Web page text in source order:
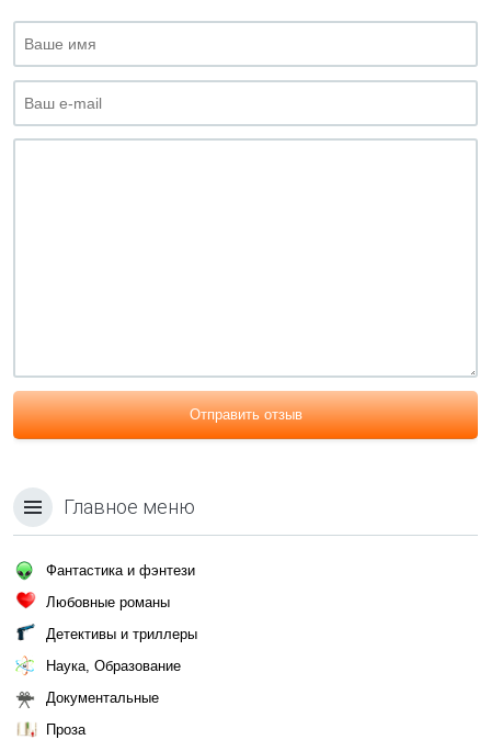
Отправить отзыв
Главное меню
Фантастика и фэнтези
Любовные романы
Детективы и триллеры
Наука, Образование
Документальные
Проза